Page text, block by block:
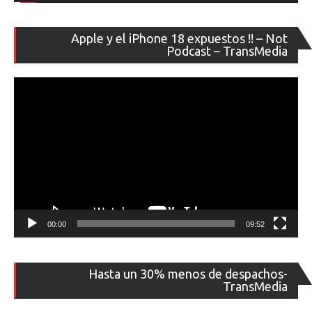
Apple y el iPhone 18 expuestos !! – Not
Podcast – TransMedia
de
00:00 09:52
Hasta un 30% menos de despachos-
TransMedia
de